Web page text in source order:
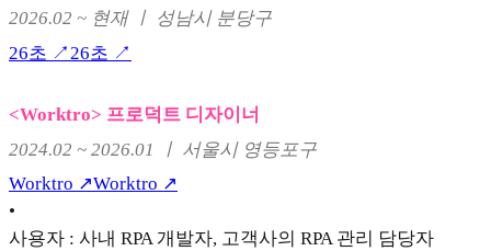
2026.02 ~ 현재 ㅣ 성남시 분당구
26초 ↗ 26초 ↗
<Worktro> 프로덕트 디자이너
2024.02 ~ 2026.01 ㅣ 서울시 영등포구
Worktro ↗Worktro ↗
•
사용자 : 사내 RPA 개발자, 고객사의 RPA 관리 담당자